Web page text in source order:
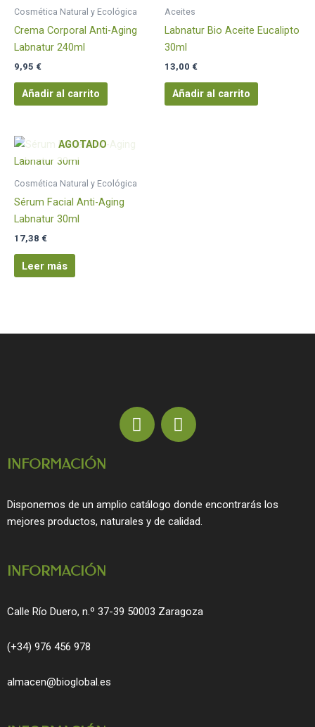
Cosmética Natural y Ecológica
Crema Corporal Anti-Aging
Labnatur 240ml
9,95 €
Añadir al carrito
Aceites
Labnatur Bio Aceite Eucalipto
30ml
13,00 €
Añadir al carrito
AGOTADO
Cosmética Natural y Ecológica
Sérum Facial Anti-Aging
Labnatur 30ml
17,38 €
Leer más
F
a
o
o
I
n
g
r
INFORMACIÓN
Disponemos de un amplio catálogo donde encontrarás los
mejores productos, naturales y de calidad.
INFORMACIÓN
Calle Río Duero, n.º 37-39 50003 Zaragoza
(+34) 976 456 978
almacen@bioglobal.es